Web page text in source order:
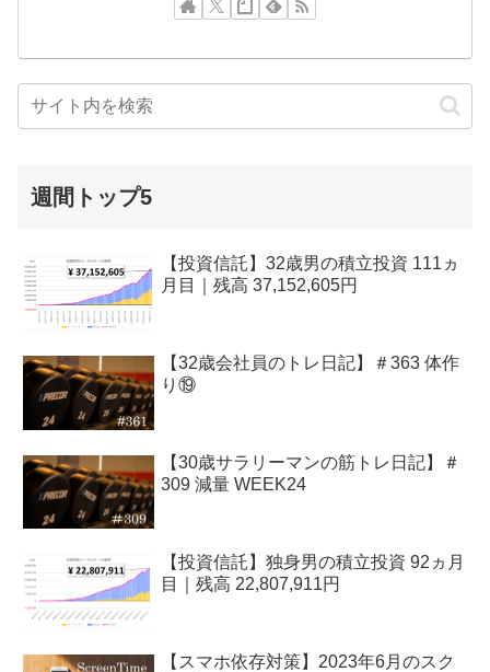
週間トップ5
【投資信託】32歳男の積立投資 111ヵ
月目｜残高 37,152,605円
【32歳会社員のトレ日記】＃363 体作
り⑲
【30歳サラリーマンの筋トレ日記】＃
309 減量 WEEK24
【投資信託】独身男の積立投資 92ヵ月
目｜残高 22,807,911円
【スマホ依存対策】2023年6月のスク